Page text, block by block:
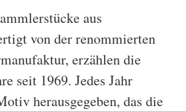
aus
von der renommierten
erzählen die
seit 1969. Jedes Jahr
herausgegeben, das die